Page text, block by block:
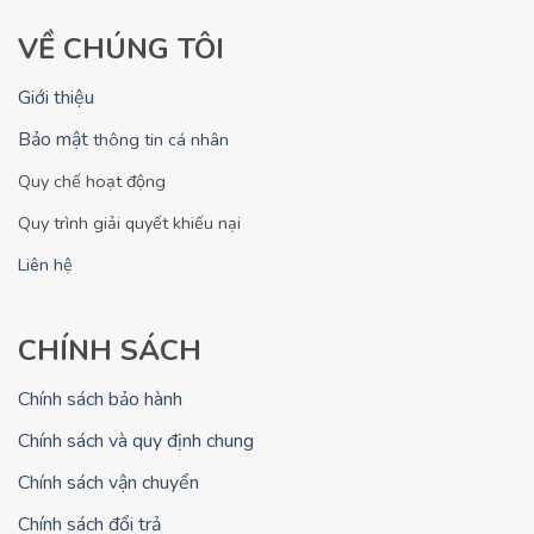
hỗ trợ giải đáp nhanh nhất và nhận báo
giá chính xác.
GỌI BÁO GIÁ NHANH
máy lọc nước, đào tạo lái xe,
khách hàng tin dùng tại Việt
Nam.
VỀ CHÚNG TÔI
Giới thiệu
Bảo mật thông tin cá nhân
Quy chế hoạt động
Quy trình giải quyết khiếu nại
Liên hệ
CHÍNH SÁCH
Chính sách bảo hành
Chính sách và quy định chung
Chính sách vận chuyển
Chính sách đổi trả